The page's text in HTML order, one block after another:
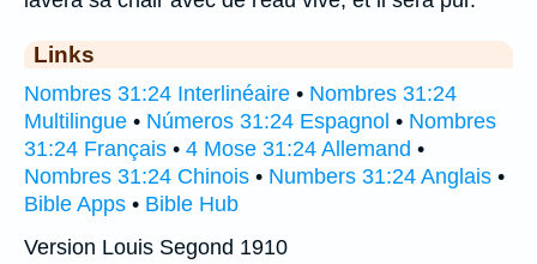
Links
Nombres 31:24 Interlinéaire • Nombres 31:24
Multilingue • Números 31:24 Espagnol • Nombres
31:24 Français • 4 Mose 31:24 Allemand •
Nombres 31:24 Chinois • Numbers 31:24 Anglais •
Bible Apps • Bible Hub
Version Louis Segond 1910